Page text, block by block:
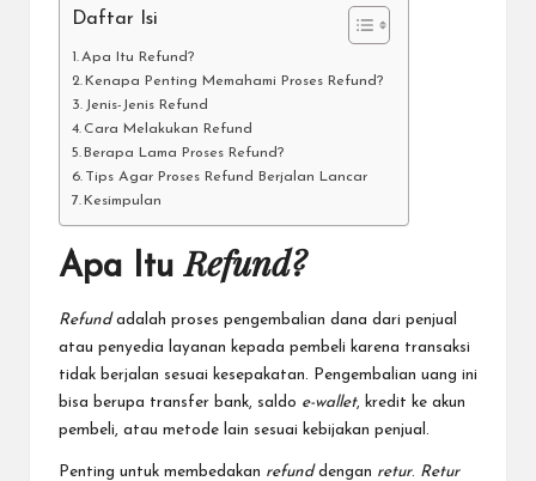
Daftar Isi
Apa Itu Refund?
Kenapa Penting Memahami Proses Refund?
Jenis-Jenis Refund
Cara Melakukan Refund
Berapa Lama Proses Refund?
Tips Agar Proses Refund Berjalan Lancar
Kesimpulan
Apa ItuRefund?
Refundadalah proses pengembalian dana dari penjual
atau penyedia layanan kepada pembeli karena transaksi
tidak berjalan sesuai kesepakatan. Pengembalian uang ini
bisa berupa transfer bank, saldo e-wallet, kredit ke akun
pembeli, atau metode lain sesuai kebijakan penjual.
Penting untuk membedakan refunddengan retur. Retur